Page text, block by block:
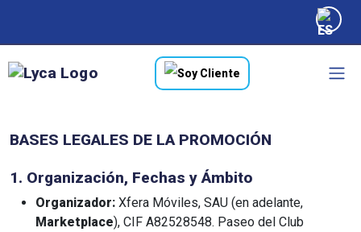
Soy Cliente
BASES LEGALES DE LA PROMOCIÓN
1. Organización, Fechas y Ámbito
Organizador: Xfera Móviles, SAU (en adelante,
Marketplace), CIF A82528548. Paseo del Club